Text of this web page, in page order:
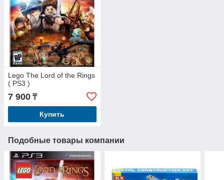
Lego The Lord of the Rings
( PS3 )
7 900 ₸
Купить
Подобные товары компании